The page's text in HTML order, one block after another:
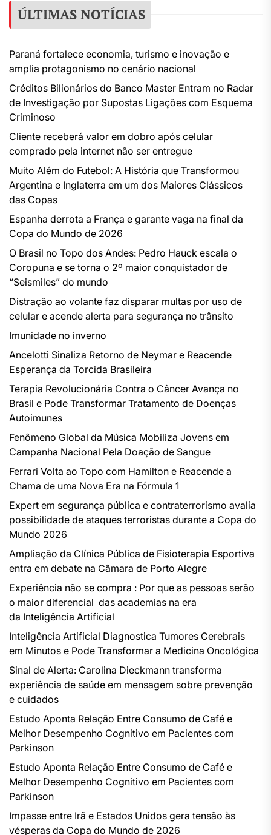
ÚLTIMAS NOTÍCIAS
Paraná fortalece economia, turismo e inovação e
amplia protagonismo no cenário nacional
Créditos Bilionários do Banco Master Entram no Radar
de Investigação por Supostas Ligações com Esquema
Criminoso
Cliente receberá valor em dobro após celular
comprado pela internet não ser entregue
Muito Além do Futebol: A História que Transformou
Argentina e Inglaterra em um dos Maiores Clássicos
das Copas
Espanha derrota a França e garante vaga na final da
Copa do Mundo de 2026
O Brasil no Topo dos Andes: Pedro Hauck escala o
Coropuna e se torna o 2º maior conquistador de
“Seismiles” do mundo
Distração ao volante faz disparar multas por uso de
celular e acende alerta para segurança no trânsito
Imunidade no inverno
Ancelotti Sinaliza Retorno de Neymar e Reacende
Esperança da Torcida Brasileira
Terapia Revolucionária Contra o Câncer Avança no
Brasil e Pode Transformar Tratamento de Doenças
Autoimunes
Fenômeno Global da Música Mobiliza Jovens em
Campanha Nacional Pela Doação de Sangue
Ferrari Volta ao Topo com Hamilton e Reacende a
Chama de uma Nova Era na Fórmula 1
Expert em segurança pública e contraterrorismo avalia
possibilidade de ataques terroristas durante a Copa do
Mundo 2026
Ampliação da Clínica Pública de Fisioterapia Esportiva
entra em debate na Câmara de Porto Alegre
Experiência não se compra : Por que as pessoas serão
o maior diferencial das academias na era
da Inteligência Artificial
Inteligência Artificial Diagnostica Tumores Cerebrais
em Minutos e Pode Transformar a Medicina Oncológica
Sinal de Alerta: Carolina Dieckmann transforma
experiência de saúde em mensagem sobre prevenção
e cuidados
Estudo Aponta Relação Entre Consumo de Café e
Melhor Desempenho Cognitivo em Pacientes com
Parkinson
Estudo Aponta Relação Entre Consumo de Café e
Melhor Desempenho Cognitivo em Pacientes com
Parkinson
Impasse entre Irã e Estados Unidos gera tensão às
vésperas da Copa do Mundo de 2026